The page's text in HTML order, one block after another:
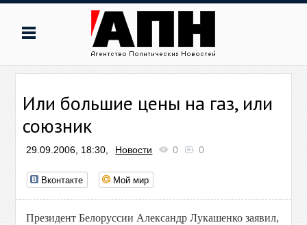
Или большие цены на газ, или
союзник
29.09.2006, 18:30, Новости 0 0
Вконтакте Мой мир
Президент Белоруссии Александр Лукашенко заявил,